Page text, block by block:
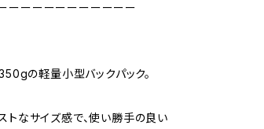
ーーーーーーーーーーー
の軽量小型バックパック。
トなサイズ感で、使い勝手の良い